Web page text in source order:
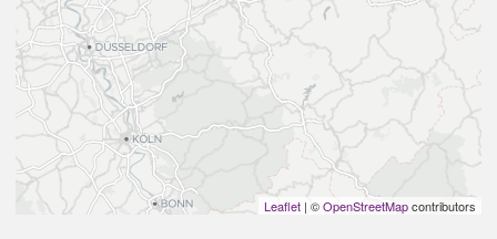
Leaflet | ©OpenStreetMapcontributors